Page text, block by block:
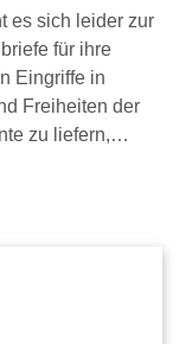
es sich leider zur
für ihre
Eingriffe in
Freiheiten der
zu liefern,…